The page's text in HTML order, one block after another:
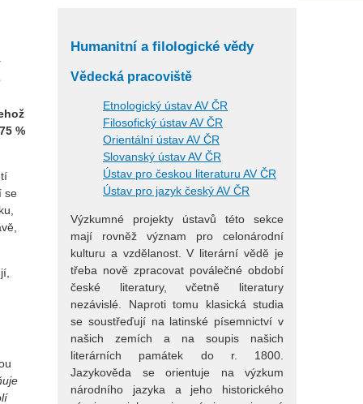
%
se
Humanitní a filologické vědy
Vědecká pracoviště
Etnologický ústav AV ČR
Filosofický ústav AV ČR
Orientální ústav AV ČR
Slovanský ústav AV ČR
Ústav pro českou literaturu AV ČR
Ústav pro jazyk český AV ČR
Výzkumné projekty ústavů této sekce
mají rovněž význam pro celonárodní
kulturu a vzdělanost. V literární vědě je
třeba nově zpracovat poválečné období
české literatury, včetně literatury
nezávislé. Naproti tomu klasická studia
se soustřeďují na latinské písemnictví v
našich zemích a na soupis našich
literárních památek do r. 1800.
Jazykověda se orientuje na výzkum
národního jazyka a jeho historického